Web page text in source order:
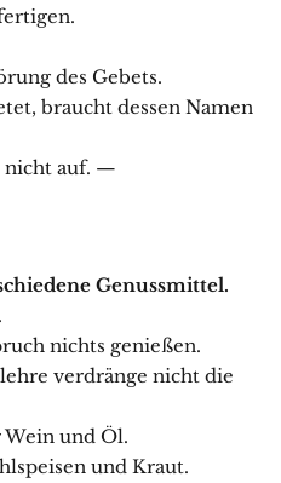
des Gebets.
braucht dessen Namen
nicht auf. —
Genussmittel.
nichts genießen.
verdränge nicht die
und Öl.
und Kraut.